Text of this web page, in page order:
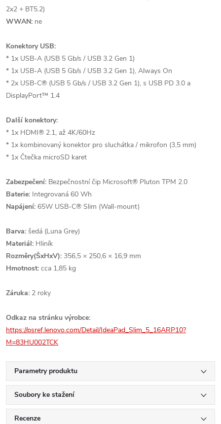
2x2 + BT5.2)
WWAN: ne
Konektory USB:
* 1x USB-A (USB 5 Gb/s / USB 3.2 Gen 1)
* 1x USB-A (USB 5 Gb/s / USB 3.2 Gen 1), Always On
* 2x USB-C® (USB 5 Gb/s / USB 3.2 Gen 1), s USB PD 3.0 a
DisplayPort™ 1.4
Další konektory:
* 1x HDMI® 2.1, až 4K/60Hz
* 1x kombinovaný konektor pro sluchátka / mikrofon (3,5 mm)
* 1x Čtečka microSD karet
Zabezpečení: Bezpečnostní čip Microsoft® Pluton TPM 2.0
Baterie: Integrovaná 60 Wh
Napájení: 65W USB-C® Slim (Wall-mount)
Barva: šedá (Luna Grey)
Materiál: Hliník
Rozměry(ŠxHxV): 356,5 × 250,6 × 16,9 mm
Hmotnost: cca 1,85 kg
Záruka: 2 roky
Odkaz na stránku výrobce:
https://psref.lenovo.com/Detail/IdeaPad_Slim_5_16ARP10?
M=83HU002TCK
Parametry produktu
Soubory ke stažení
Recenze